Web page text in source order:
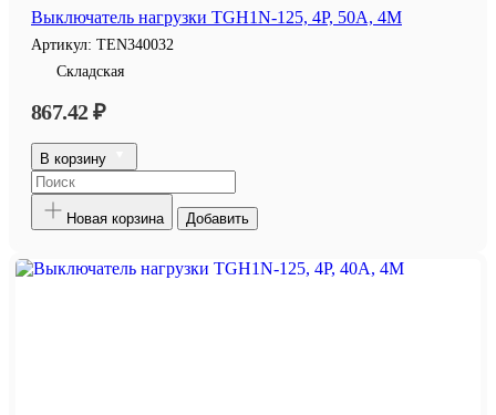
Выключатель нагрузки TGH1N-125, 4P, 50A, 4M
Артикул: TEN340032
Складская
867.42 ₽
В корзину
Новая корзина Добавить